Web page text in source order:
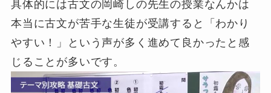
具体的には古文の岡崎しの先生の授業なんかは
本当に古文が苦手な生徒が受講すると「わかり
やすい！」という声が多く進めて良かったと感
じることが多いです。